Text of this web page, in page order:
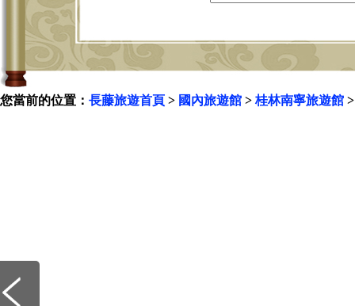
您當前的位置： 長藤旅遊首頁 > 國內旅遊館 > 桂林南寧旅遊館 >